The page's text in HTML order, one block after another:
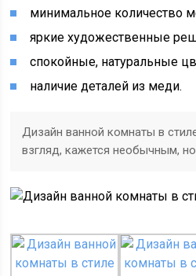
минимальное количество
яркие художественные
спокойные, натуральные
наличие деталей из меди.
Дизайн ванной комнаты в
взгляд, кажется необычным,